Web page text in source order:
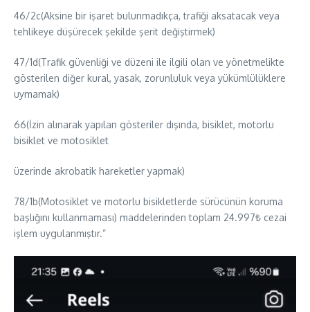
46/2c(Aksine bir işaret bulunmadıkça, trafiği aksatacak veya
tehlikeye düşürecek şekilde şerit değiştirmek)
47/1d(Trafik güvenliği ve düzeni ile ilgili olan ve yönetmelikte
gösterilen diğer kural, yasak, zorunluluk veya yükümlülüklere
uymamak)
66(İzin alınarak yapılan gösteriler dışında, bisiklet, motorlu
bisiklet ve motosiklet
üzerinde akrobatik hareketler yapmak)
78/1b(Motosiklet ve motorlu bisikletlerde sürücünün koruma
başlığını kullanmaması) maddelerinden toplam 24.997₺ cezai
işlem uygulanmıştır.”